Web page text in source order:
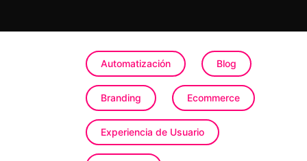
Automatización Blog
Branding Ecommerce
Experiencia de Usuario